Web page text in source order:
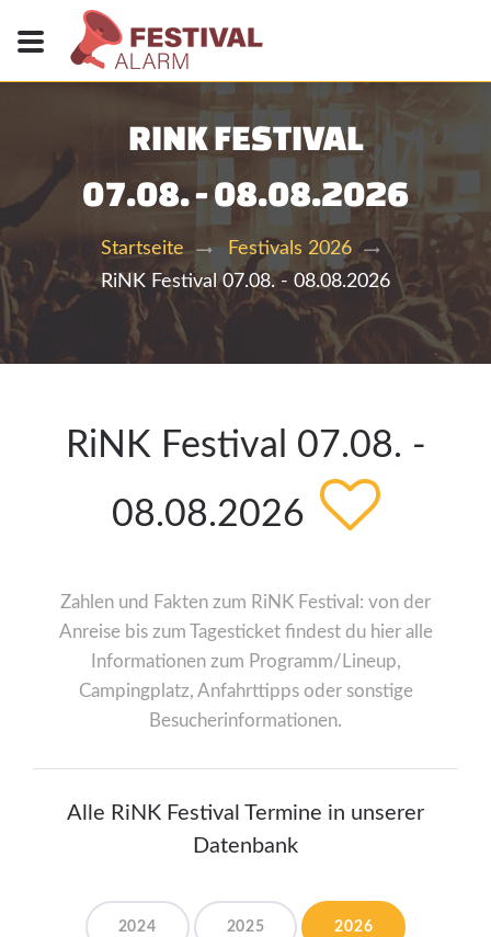
RINK FESTIVAL
07.08. - 08.08.2026
Startseite
Festivals 2026
RiNK Festival 07.08. - 08.08.2026
RiNK Festival 07.08. -
08.08.2026
Zahlen und Fakten zum RiNK Festival: von der
Anreise bis zum Tagesticket findest du hier alle
Informationen zum Programm/Lineup,
Campingplatz, Anfahrttipps oder sonstige
Besucherinformationen.
Alle RiNK Festival Termine in unserer
Datenbank
2024 2025 2026